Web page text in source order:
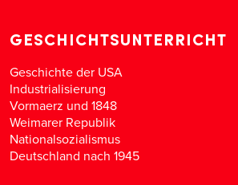
GESCHICHTSUNTERRICHT
Geschichte der USA
Industrialisierung
Vormaerz und 1848
Weimarer Republik
Nationalsozialismus
Deutschland nach 1945